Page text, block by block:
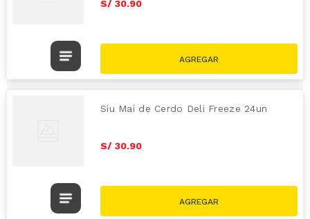
S/ 30.90
Siu Mai de Cerdo Deli Freeze 24un
S/ 30.90